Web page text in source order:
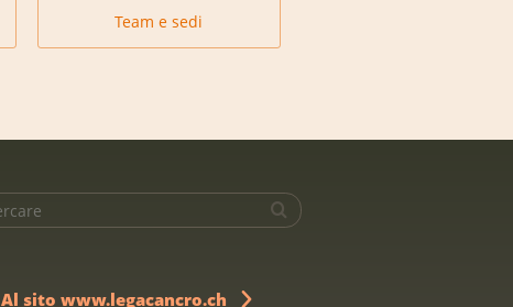
Team e sedi
Al sito www.legacancro.ch